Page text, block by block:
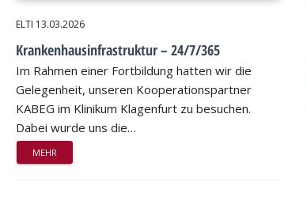
ELTI 13.03.2026
Krankenhausinfrastruktur – 24/7/365
Im Rahmen einer Fortbildung hatten wir die
Gelegenheit, unseren Kooperationspartner
KABEG im Klinikum Klagenfurt zu besuchen.
Dabei wurde uns die…
MEHR